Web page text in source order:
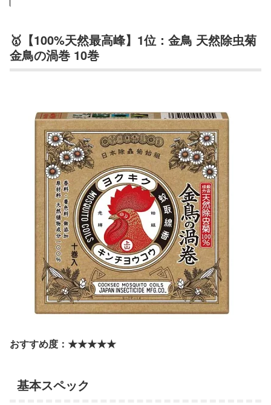
🥇【100%天然最高峰】1位：金鳥 天然除虫菊
金鳥の渦巻 10巻
おすすめ度：★★★★★
基本スペック